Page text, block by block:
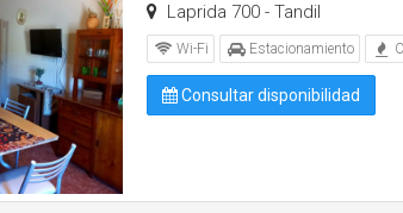
Laprida 700 - Tandil
Wi-Fi Estacionamiento
Consultar disponibilidad